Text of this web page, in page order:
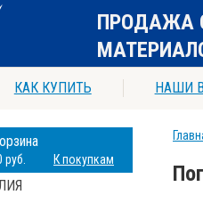
ПРОДАЖА
КАК КУПИТЬ НАШИ
руб. К покупкам